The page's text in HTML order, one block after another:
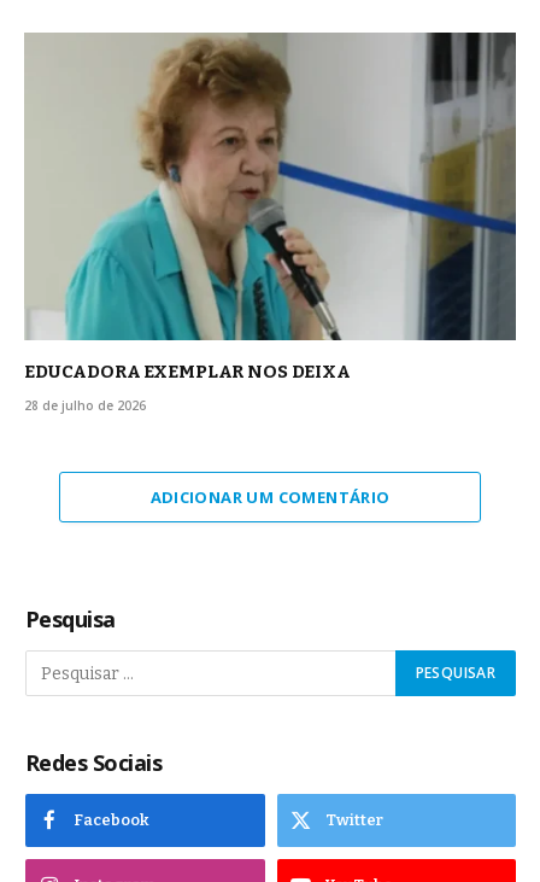
EDUCADORA EXEMPLAR NOS DEIXA
28 de julho de 2026
ADICIONAR UM COMENTÁRIO
Pesquisa
Redes Sociais
Facebook Twitter